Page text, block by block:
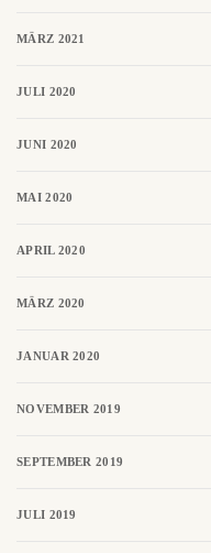
MÄRZ 2021
JULI 2020
JUNI 2020
MAI 2020
APRIL 2020
MÄRZ 2020
JANUAR 2020
NOVEMBER 2019
SEPTEMBER 2019
JULI 2019